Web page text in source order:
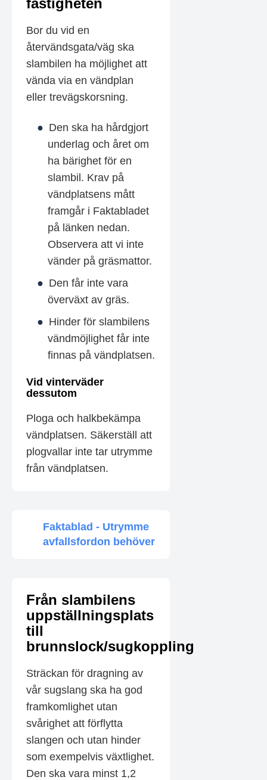
fastigheten
Bor du vid en
återvändsgata/väg ska
slambilen ha möjlighet att
vända via en vändplan
eller trevägskorsning.
Den ska ha hårdgjort
underlag och året om
ha bärighet för en
slambil. Krav på
vändplatsens mått
framgår i Faktabladet
på länken nedan.
Observera att vi inte
vänder på gräsmattor.
Den får inte vara
överväxt av gräs.
Hinder för slambilens
vändmöjlighet får inte
finnas på vändplatsen.
Vid vinterväder
dessutom
Ploga och halkbekämpa
vändplatsen. Säkerställ att
plogvallar inte tar utrymme
från vändplatsen.
Faktablad - Utrymme
avfallsfordon behöver
Från slambilens
uppställningsplats
till
brunnslock/sugkoppling
Sträckan för dragning av
vår sugslang ska ha god
framkomlighet utan
svårighet att förflytta
slangen och utan hinder
som exempelvis växtlighet.
Den ska vara minst 1,2